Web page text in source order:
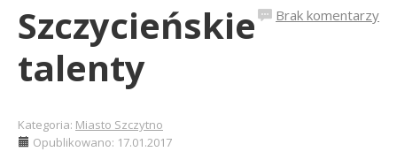
Brak komentarzy
Szczycieńskie
talenty
Kategoria: Miasto Szczytno
Opublikowano: 17.01.2017